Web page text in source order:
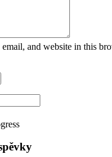
email, and website in this